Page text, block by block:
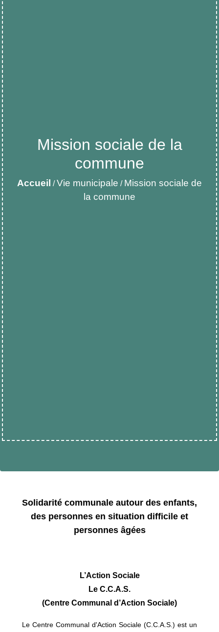
Mission sociale de la
commune
Accueil /Vie municipale / Mission sociale de
la commune
Solidarité communale autour des enfants,
des personnes en situation difficile et
personnes âgées
L’Action Sociale
Le C.C.A.S.
(Centre Communal d’Action Sociale)
Le Centre Communal d'Action Sociale (C.C.A.S.) est un